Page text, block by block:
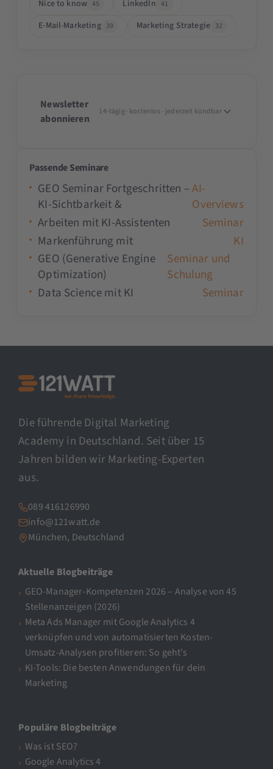
Nice to know 45 LinkedIn 41
E-Mail-Marketing 39 Marketing Strategie 32
Newsletter
abonnieren
14-tägig · kostenlos · jederzeit kündbar
Passende Seminare
GEO Seminar Fortgeschritten –
KI-Sichtbarkeit &
AI-
Overviews
Arbeiten mit KI-Assistenten
Seminar
Markenführung mit
KI
GEO (Generative Engine
Optimization)
Seminar und
Schulung
Data Science mit KI
Seminar
Die führende Digital Marketing
Academy in Deutschland. Seit über 15
Jahren bilden wir Marketing-Experten
aus.
089 416126990
info@121watt.de
München, Deutschland
Aktuelle Blogbeiträge
GEO-Manager-Kompetenzen 2026 – Analyse von 45
Stellenanzeigen (2026)
Meta Ads Manager mit Google Analytics 4
verknüpfen und von automatisierten Kosten-
Umsatz-Analysen profitieren: So geht’s
KI-Tools: Die besten Anwendungen für dein
Marketing
Populäre Blogbeiträge
Was ist SEO?
Google Analytics 4